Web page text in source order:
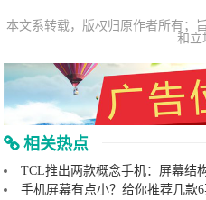
本文系转载，版权归原作者所有；
和立
相关热点
TCL推出两款概念手机：屏幕结
手机屏幕有点小？给你推荐几款